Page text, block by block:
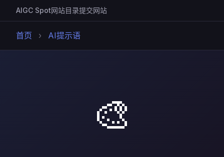
AIGC Spot网站目录提交网站
首页 › AI提示语
🎨